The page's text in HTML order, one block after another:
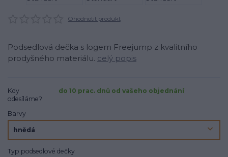
Ohodnotit produkt
Podsedlová dečka s logem Freejump z kvalitního
prodyšného materiálu. celý popis
Kdy
odesíláme?
do 10 prac. dnů od vašeho objednání
Barvy
Typ podsedlové dečky